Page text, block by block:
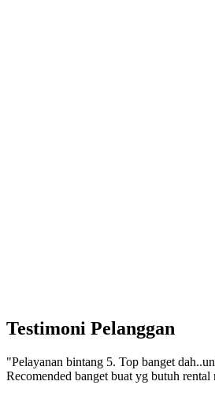
Testimoni Pelanggan
"Pelayanan bintang 5. Top banget
Recomended banget buat yg butuh